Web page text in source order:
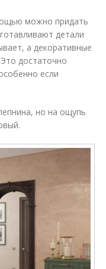
можно придать
детали
а декоративные
достаточно
если
но на ощупь